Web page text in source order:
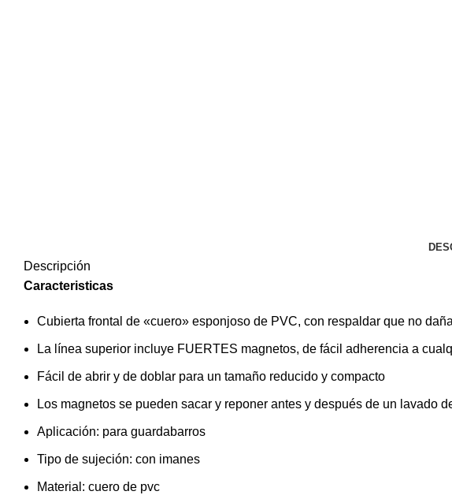
Descripción
Caracteristicas
Cubierta frontal de «cuero» esponjoso de PVC, con respaldar que no
La línea superior incluye FUERTES magnetos, de fácil adherencia a
Fácil de abrir y de doblar para un tamaño reducido y compacto
Los magnetos se pueden sacar y reponer antes y después de un lavado
Aplicación: para guardabarros
Tipo de sujeción: con imanes
Material: cuero de pvc